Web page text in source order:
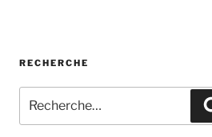
RECHERCHE
pour
: